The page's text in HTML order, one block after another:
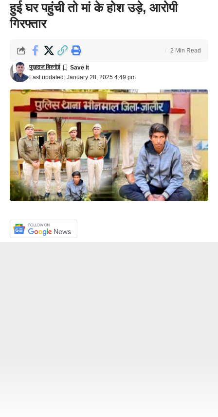
हुई घर पहुंची तो मां के होश उड़े, आरोपी
गिरफ्तार
Last updated: January 28, 2025 4:49 pm
पुखराज बिश्नोई
2 Min Read